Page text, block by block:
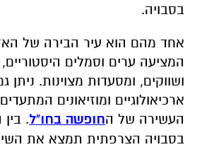
בסבויה.
אחד מהם הוא עיר הבירה של
המציעה ערים וסמלים היסטוריים,
ושווקים, ומסעדות מצוינות.
ארכיאולוגיים ומוזיאונים
העשירה של החופשה בחו"ל.
בסבויה הצרפתית תמצא את